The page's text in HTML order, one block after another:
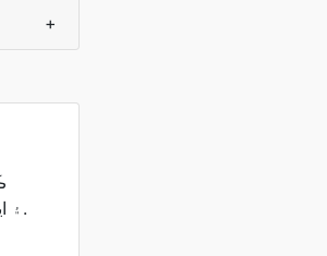
+
iTunes ۽ ايپل ميڊيا ڊائون لوڊ ٽريڪ لاء استعمال ڪري.